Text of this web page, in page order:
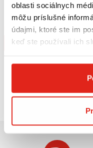
oblasti sociálnych
môžu príslušné
údajmi, ktoré ste im
keď ste používali ich
GIVI ZADNÝ NOSIČ
PIAGGIO BEVERLY/TOURER
Na objednávku
Kúpiť